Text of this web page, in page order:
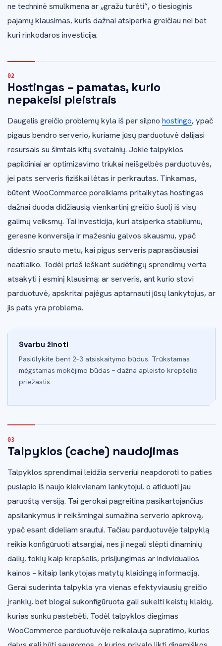
ne techninė smulkmena ar „gražu turėti”, o tiesioginis
pajamų klausimas, kuris dažnai atsiperka greičiau nei bet
kuri rinkodaros investicija.
Hostingas – pamatas, kurio
nepakeisi pleistrais
Daugelis greičio problemų kyla iš per silpno hostingo, ypač
pigaus bendro serverio, kuriame jūsų parduotuvė dalijasi
resursais su šimtais kitų svetainių. Jokie talpyklos
papildiniai ar optimizavimo triukai neišgelbės parduotuvės,
jei pats serveris fiziškai lėtas ir perkrautas. Tinkamas,
būtent WooCommerce poreikiams pritaikytas hostingas
dažnai duoda didžiausią vienkartinį greičio šuolį iš visų
galimų veiksmų. Tai investicija, kuri atsiperka stabilumu,
geresne konversija ir mažesniu galvos skausmu, ypač
didesnio srauto metu, kai pigus serveris paprasčiausiai
neatlaiko. Todėl prieš ieškant sudėtingų sprendimų verta
atsakyti į esminį klausimą: ar serveris, ant kurio stovi
parduotuvė, apskritai pajėgus aptarnauti jūsų lankytojus, ar
jis pats yra problema.
Svarbu žinoti
Pasiūlykite bent 2–3 atsiskaitymo būdus. Trūkstamas
mėgstamas mokėjimo būdas – dažna apleisto krepšelio
priežastis.
Talpyklos (cache) naudojimas
Talpyklos sprendimai leidžia serveriui neapdoroti to paties
puslapio iš naujo kiekvienam lankytojui, o atiduoti jau
paruoštą versiją. Tai gerokai pagreitina pasikartojančius
apsilankymus ir reikšmingai sumažina serverio apkrovą,
ypač esant dideliam srautui. Tačiau parduotuvėje talpyklą
reikia konfigūruoti atsargiai, nes ji negali slėpti dinaminių
dalių, tokių kaip krepšelis, prisijungimas ar individualios
kainos – kitaip lankytojas matytų klaidingą informaciją.
Gerai suderinta talpykla yra vienas efektyviausių greičio
įrankių, bet blogai sukonfigūruota gali sukelti keistų klaidų,
kurias sunku pastebėti. Todėl talpyklos diegimas
WooCommerce parduotuvėje reikalauja supratimo, kurios